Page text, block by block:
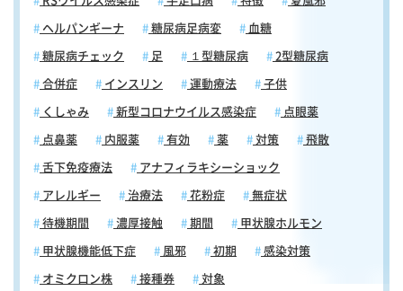
ヘルパンギーナ 糖尿病足病変 血糖
糖尿病チェック 足 １型糖尿病 2型糖尿病
合併症 インスリン 運動療法 子供
くしゃみ 新型コロナウイルス感染症 点眼薬
点鼻薬 内服薬 有効 薬 対策 飛散
舌下免疫療法 アナフィラキシーショック
アレルギー 治療法 花粉症 無症状
待機期間 濃厚接触 期間 甲状腺ホルモン
甲状腺機能低下症 風邪 初期 感染対策
オミクロン株 接種券 対象